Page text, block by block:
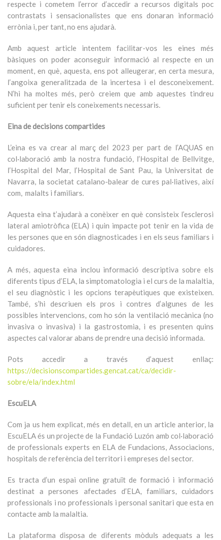
respecte i cometem l’error d’accedir a recursos digitals poc
contrastats i sensacionalistes que ens donaran informació
errònia i, per tant, no ens ajudarà.
Amb aquest article intentem facilitar-vos les eines més
bàsiques on poder aconseguir informació al respecte en un
moment, en què, aquesta, ens pot alleugerar, en certa mesura,
l’angoixa generalitzada de la incertesa i el desconeixement.
N’hi ha moltes més, però creiem que amb aquestes tindreu
suficient per tenir els coneixements necessaris.
Eina de decisions compartides
L’eina es va crear al març del 2023 per part de l’AQUAS en
col·laboració amb la nostra fundació, l’Hospital de Bellvitge,
l’Hospital del Mar, l’Hospital de Sant Pau, la Universitat de
Navarra, la societat catalano-balear de cures pal·liatives, així
com, malalts i familiars.
Aquesta eina t’ajudarà a conèixer en què consisteix l’esclerosi
lateral amiotròfica (ELA) i quin impacte pot tenir en la vida de
les persones que en són diagnosticades i en els seus familiars i
cuidadores.
A més, aquesta eina inclou informació descriptiva sobre els
diferents tipus d’ELA, la simptomatologia i el curs de la malaltia,
el seu diagnòstic i les opcions terapèutiques que existeixen.
També, s’hi descriuen els pros i contres d’algunes de les
possibles intervencions, com ho són la ventilació mecànica (no
invasiva o invasiva) i la gastrostomia, i es presenten quins
aspectes cal valorar abans de prendre una decisió informada.
Pots accedir a través d’aquest enllaç:
https://decisionscompartides.gencat.cat/ca/decidir-
sobre/ela/index.html
EscuELA
Com ja us hem explicat, més en detall, en un article anterior, la
EscuELA és un projecte de la Fundació Luzón amb col·laboració
de professionals experts en ELA de Fundacions, Associacions,
hospitals de referència del territori i empreses del sector.
Es tracta d’un espai online gratuït de formació i informació
destinat a persones afectades d’ELA, familiars, cuidadors
professionals i no professionals i personal sanitari que esta en
contacte amb la malaltia.
La plataforma disposa de diferents mòduls adequats a les